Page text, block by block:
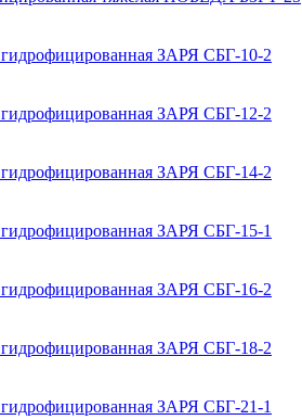
ЗАРЯ СБГ-10-2
ЗАРЯ СБГ-12-2
ЗАРЯ СБГ-14-2
ЗАРЯ СБГ-15-1
ЗАРЯ СБГ-16-2
ЗАРЯ СБГ-18-2
ЗАРЯ СБГ-21-1